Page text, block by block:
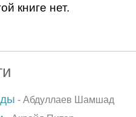
книге нет.
- Абдуллаев Шамшад